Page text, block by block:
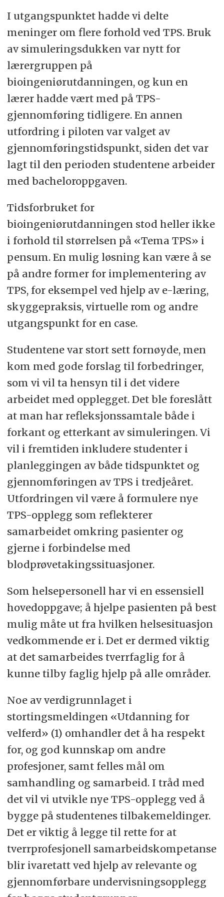
I utgangspunktet hadde vi delte
meninger om flere forhold ved TPS. Bruk
av simuleringsdukken var nytt for
lærergruppen på
bioingeniørutdanningen, og kun en
lærer hadde vært med på TPS-
gjennomføring tidligere. En annen
utfordring i piloten var valget av
gjennomføringstidspunkt, siden det var
lagt til den perioden studentene arbeider
med bacheloroppgaven.
Tidsforbruket for
bioingeniørutdanningen stod heller ikke
i forhold til størrelsen på «Tema TPS» i
pensum. En mulig løsning kan være å se
på andre former for implementering av
TPS, for eksempel ved hjelp av e-læring,
skyggepraksis, virtuelle rom og andre
utgangspunkt for en case.
Studentene var stort sett fornøyde, men
kom med gode forslag til forbedringer,
som vi vil ta hensyn til i det videre
arbeidet med opplegget. Det ble foreslått
at man har refleksjonssamtale både i
forkant og etterkant av simuleringen. Vi
vil i fremtiden inkludere studenter i
planleggingen av både tidspunktet og
gjennomføringen av TPS i tredjeåret.
Utfordringen vil være å formulere nye
TPS-opplegg som reflekterer
samarbeidet omkring pasienter og
gjerne i forbindelse med
blodprøvetakingssituasjoner.
Som helsepersonell har vi en essensiell
hovedoppgave; å hjelpe pasienten på best
mulig måte ut fra hvilken helsesituasjon
vedkommende er i. Det er dermed viktig
at det samarbeides tverrfaglig for å
kunne tilby faglig hjelp på alle områder.
Noe av verdigrunnlaget i
stortingsmeldingen «Utdanning for
velferd» (1) omhandler det å ha respekt
for, og god kunnskap om andre
profesjoner, samt felles mål om
samhandling og samarbeid. I tråd med
det vil vi utvikle nye TPS-opplegg ved å
bygge på studentenes tilbakemeldinger.
Det er viktig å legge til rette for at
tverrprofesjonell samarbeidskompetanse
blir ivaretatt ved hjelp av relevante og
gjennomførbare undervisningsopplegg